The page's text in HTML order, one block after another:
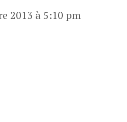
2013 à 5:10 pm